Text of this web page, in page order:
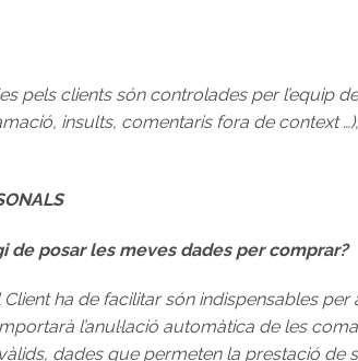
pels clients són controlades per l’equip
insults, comentaris fora de context
de posar les meves dades per comprar?
ha de facilitar són indispensables
l’anul·lació automàtica de les
dades que permeten la prestació